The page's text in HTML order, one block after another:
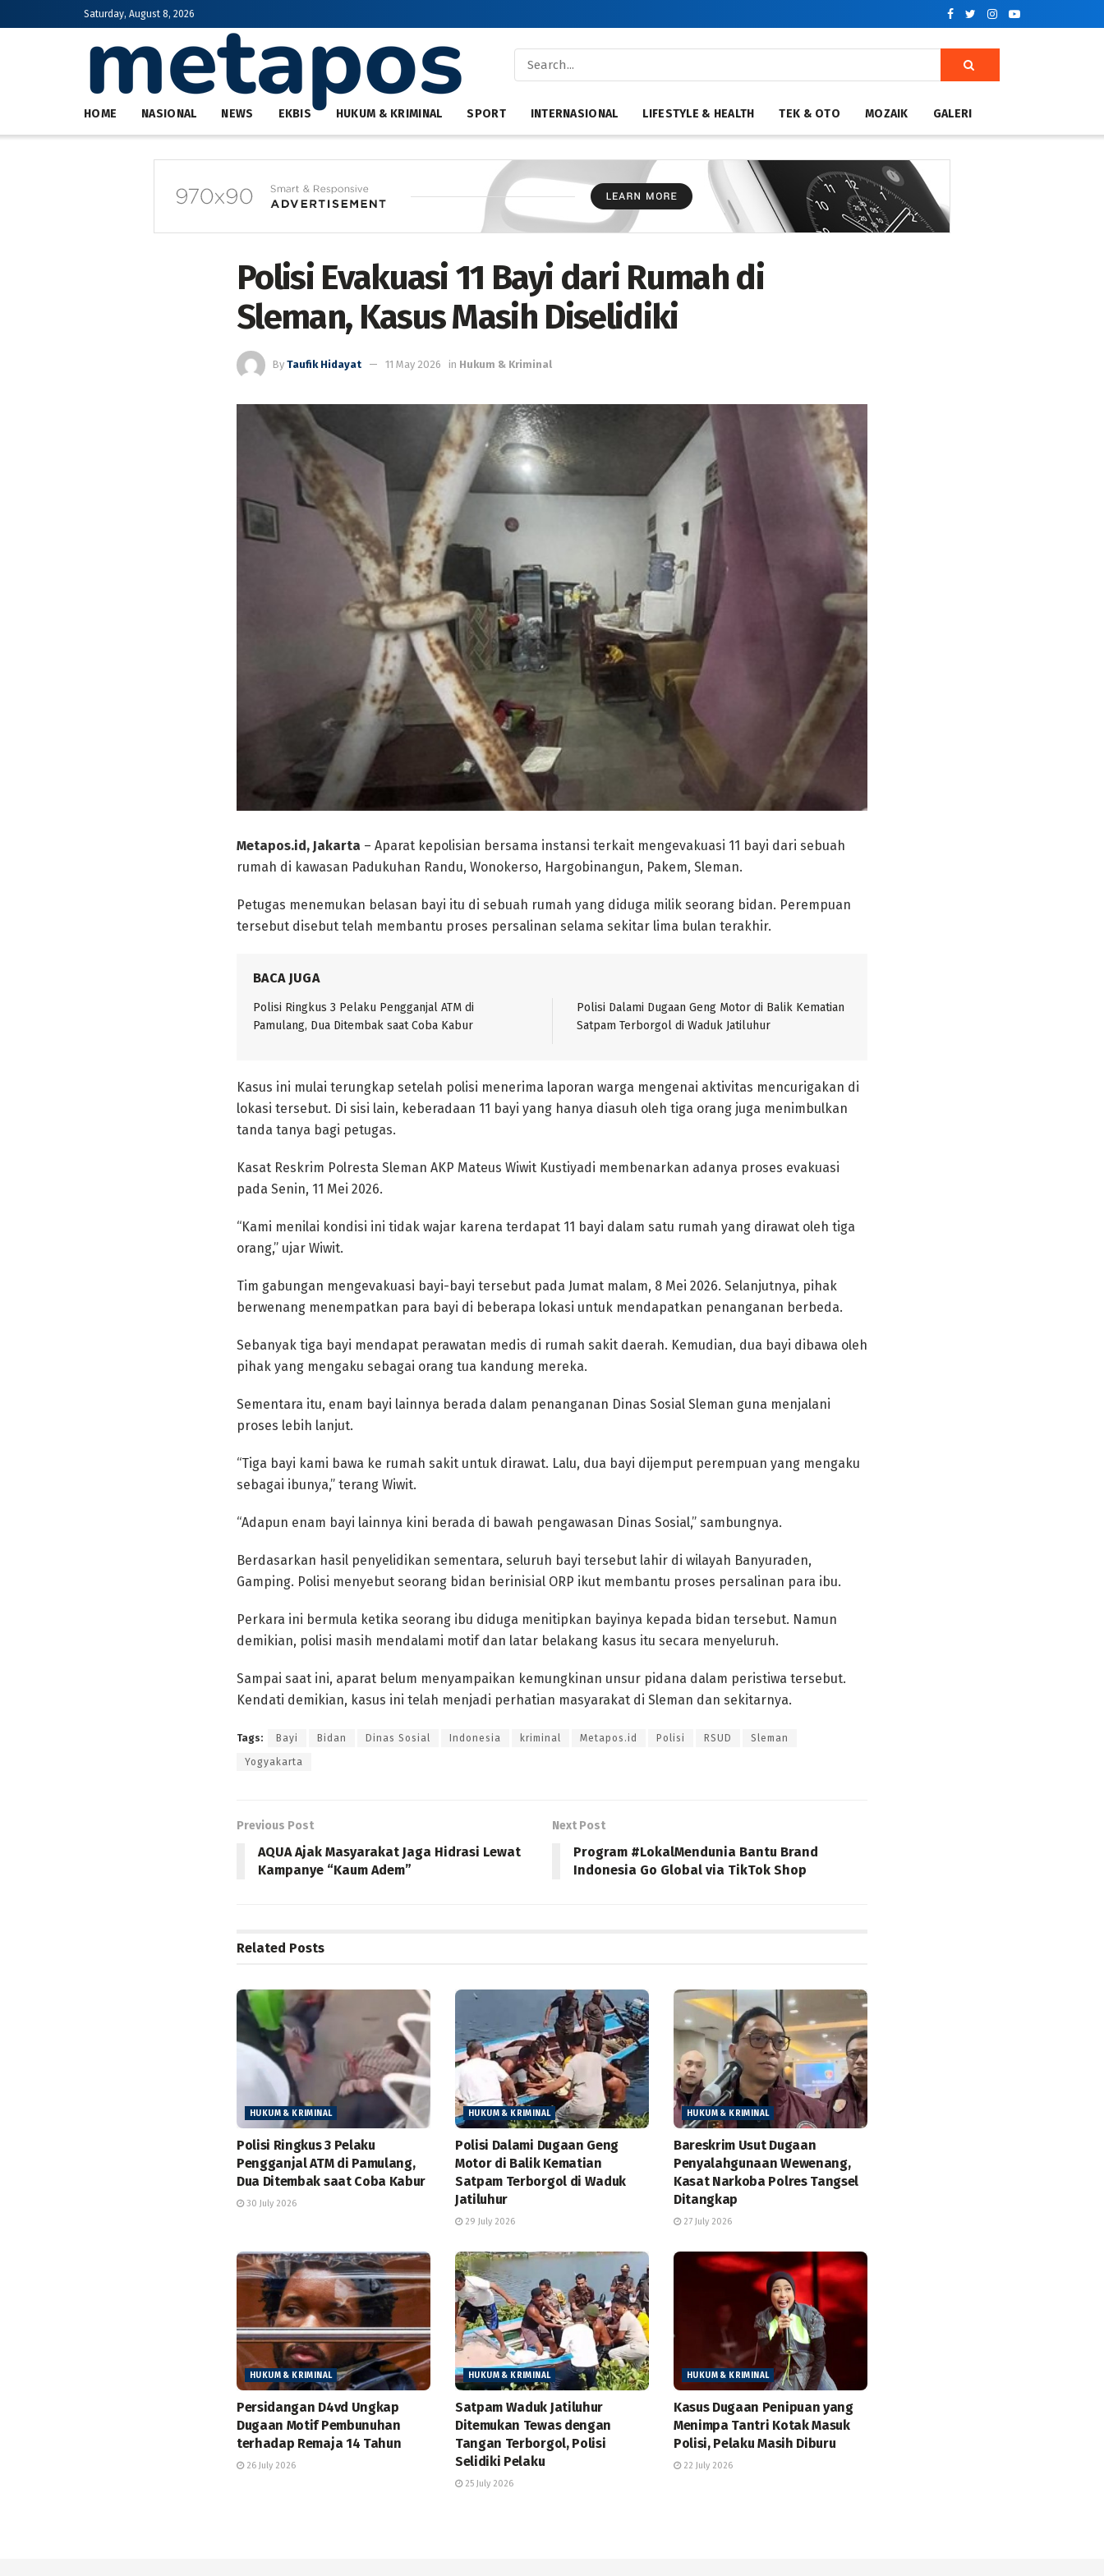
Saturday, August 8, 2026
HOME NASIONAL NEWS EKBIS HUKUM & KRIMINAL SPORT INTERNASIONAL LIFESTYLE & HEALTH TEK & OTO MOZAIK GALERI
Polisi Evakuasi 11 Bayi dari Rumah di
Sleman, Kasus Masih Diselidiki
By Taufik Hidayat 11 May 2026 in Hukum & Kriminal
Metapos.id, Jakarta – Aparat kepolisian bersama instansi terkait mengevakuasi 11 bayi dari sebuah
rumah di kawasan Padukuhan Randu, Wonokerso, Hargobinangun, Pakem, Sleman.
Petugas menemukan belasan bayi itu di sebuah rumah yang diduga milik seorang bidan. Perempuan
tersebut disebut telah membantu proses persalinan selama sekitar lima bulan terakhir.
BACA JUGA
Polisi Ringkus 3 Pelaku Pengganjal ATM di
Pamulang, Dua Ditembak saat Coba Kabur
Polisi Dalami Dugaan Geng Motor di Balik Kematian
Satpam Terborgol di Waduk Jatiluhur
Kasus ini mulai terungkap setelah polisi menerima laporan warga mengenai aktivitas mencurigakan di
lokasi tersebut. Di sisi lain, keberadaan 11 bayi yang hanya diasuh oleh tiga orang juga menimbulkan
tanda tanya bagi petugas.
Kasat Reskrim Polresta Sleman AKP Mateus Wiwit Kustiyadi membenarkan adanya proses evakuasi
pada Senin, 11 Mei 2026.
“Kami menilai kondisi ini tidak wajar karena terdapat 11 bayi dalam satu rumah yang dirawat oleh tiga
orang,” ujar Wiwit.
Tim gabungan mengevakuasi bayi-bayi tersebut pada Jumat malam, 8 Mei 2026. Selanjutnya, pihak
berwenang menempatkan para bayi di beberapa lokasi untuk mendapatkan penanganan berbeda.
Sebanyak tiga bayi mendapat perawatan medis di rumah sakit daerah. Kemudian, dua bayi dibawa oleh
pihak yang mengaku sebagai orang tua kandung mereka.
Sementara itu, enam bayi lainnya berada dalam penanganan Dinas Sosial Sleman guna menjalani
proses lebih lanjut.
“Tiga bayi kami bawa ke rumah sakit untuk dirawat. Lalu, dua bayi dijemput perempuan yang mengaku
sebagai ibunya,” terang Wiwit.
“Adapun enam bayi lainnya kini berada di bawah pengawasan Dinas Sosial,” sambungnya.
Berdasarkan hasil penyelidikan sementara, seluruh bayi tersebut lahir di wilayah Banyuraden,
Gamping. Polisi menyebut seorang bidan berinisial ORP ikut membantu proses persalinan para ibu.
Perkara ini bermula ketika seorang ibu diduga menitipkan bayinya kepada bidan tersebut. Namun
demikian, polisi masih mendalami motif dan latar belakang kasus itu secara menyeluruh.
Sampai saat ini, aparat belum menyampaikan kemungkinan unsur pidana dalam peristiwa tersebut.
Kendati demikian, kasus ini telah menjadi perhatian masyarakat di Sleman dan sekitarnya.
Tags: Bayi Bidan Dinas Sosial Indonesia kriminal Metapos.id Polisi RSUD Sleman
Yogyakarta
Previous Post
AQUA Ajak Masyarakat Jaga Hidrasi Lewat
Kampanye “Kaum Adem”
Next Post
Program #LokalMendunia Bantu Brand
Indonesia Go Global via TikTok Shop
Related Posts
HUKUM & KRIMINAL
Polisi Ringkus 3 Pelaku
Pengganjal ATM di Pamulang,
Dua Ditembak saat Coba Kabur
30 July 2026
HUKUM & KRIMINAL
Polisi Dalami Dugaan Geng
Motor di Balik Kematian
Satpam Terborgol di Waduk
Jatiluhur
29 July 2026
HUKUM & KRIMINAL
Bareskrim Usut Dugaan
Penyalahgunaan Wewenang,
Kasat Narkoba Polres Tangsel
Ditangkap
27 July 2026
HUKUM & KRIMINAL
Persidangan D4vd Ungkap
Dugaan Motif Pembunuhan
terhadap Remaja 14 Tahun
26 July 2026
HUKUM & KRIMINAL
Satpam Waduk Jatiluhur
Ditemukan Tewas dengan
Tangan Terborgol, Polisi
Selidiki Pelaku
25 July 2026
HUKUM & KRIMINAL
Kasus Dugaan Penipuan yang
Menimpa Tantri Kotak Masuk
Polisi, Pelaku Masih Diburu
22 July 2026